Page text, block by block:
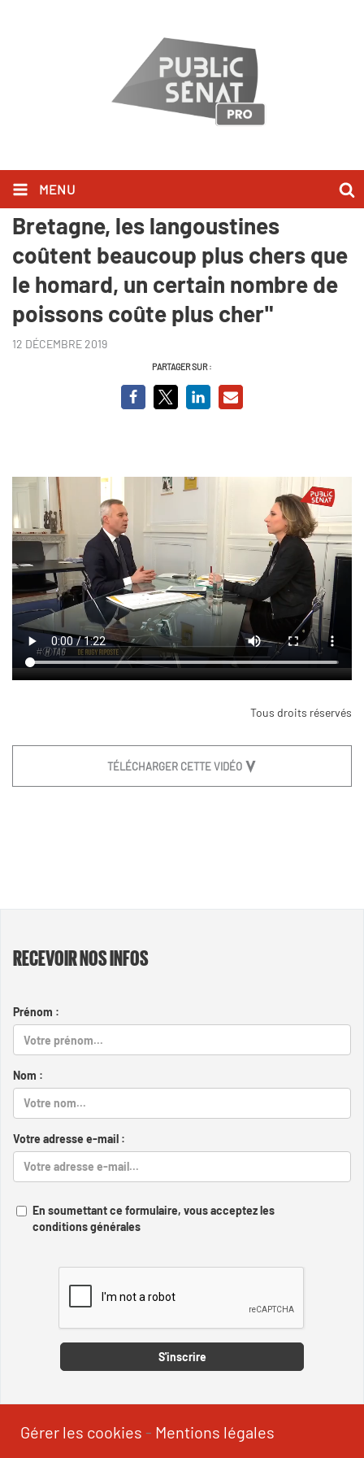
MENU
"Si vous allez sur un marché en
Bretagne, les langoustines
coûtent beaucoup plus chers que
le homard, un certain nombre de
poissons coûte plus cher"
12 DÉCEMBRE 2019
PARTAGER SUR :
Tous droits réservés
TÉLÉCHARGER CETTE VIDÉO
RECEVOIR NOS INFOS
Prénom :
Nom :
Votre adresse e-mail :
En soumettant ce formulaire, vous acceptez les
conditions générales
S'inscrire
Gérer les cookies - Mentions légales